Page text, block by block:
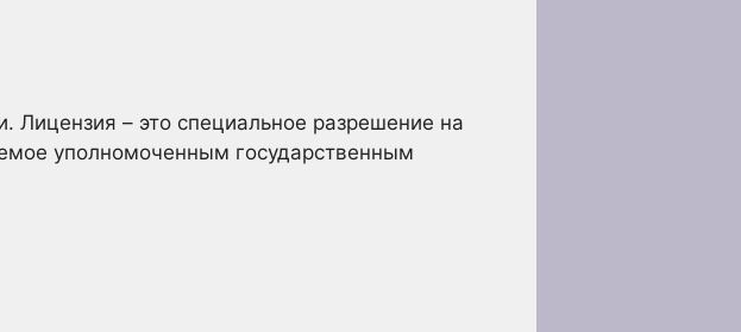
Лицензия – это специальное разрешение на
уполномоченным государственным